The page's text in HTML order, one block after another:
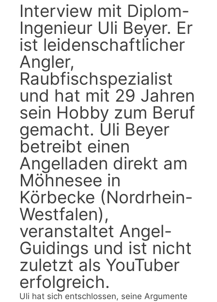
Interview mit Diplom-
Ingenieur Uli Beyer. Er
ist leidenschaftlicher
Angler,
Raubfischspezialist
und hat mit 29 Jahren
sein Hobby zum Beruf
gemacht. Uli Beyer
betreibt einen
Angelladen direkt am
Möhnesee in
Körbecke (Nordrhein-
Westfalen),
veranstaltet Angel-
Guidings und ist nicht
zuletzt als YouTuber
erfolgreich.
Uli hat sich entschlossen, seine Argumente